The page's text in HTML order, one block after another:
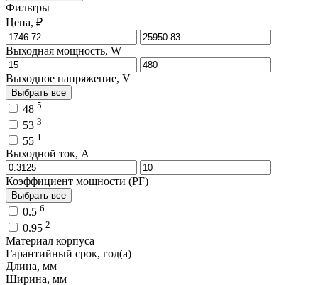
Фильтры
Цена, ₽
Выходная мощность, W
Выходное напряжение, V
Выбрать все
48 5
53 3
55 1
Выходной ток, A
Коэффициент мощности (PF)
Выбрать все
0.5 6
0.95 2
Материал корпуса
Гарантийный срок, год(а)
Длина, мм
Ширина, мм